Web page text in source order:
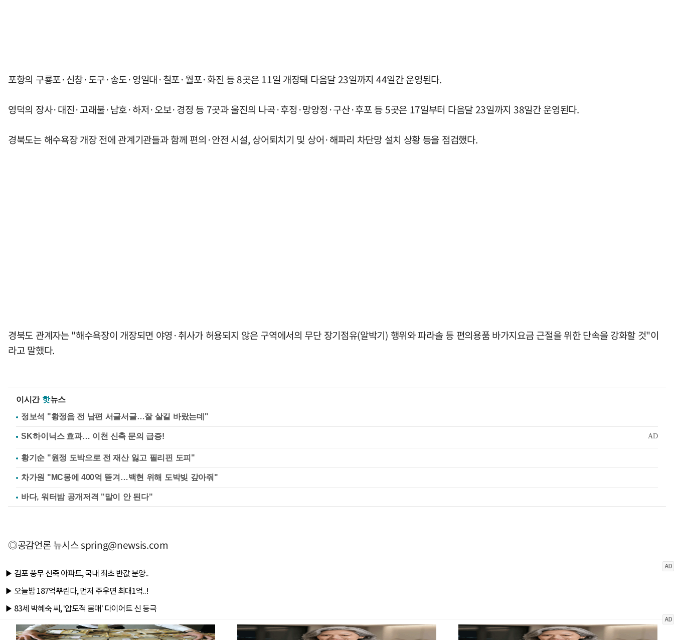
포항의 구룡포·신창·도구·송도·영일대·칠포·월포·화진 등 8곳은 11일 개장돼 다음달 23일까지 44일간 운영된다.
영덕의 장사·대진·고래불·남호·하저·오보·경정 등 7곳과 울진의 나곡·후정·망양정·구산·후포 등 5곳은 17일부터 다음달 23일까지 38일간 운영된다.
경북도는 해수욕장 개장 전에 관계기관들과 함께 편의·안전 시설, 상어퇴치기 및 상어·해파리 차단망 설치 상황 등을 점검했다.
경북도 관계자는 "해수욕장이 개장되면 야영·취사가 허용되지 않은 구역에서의 무단 장기점유(알박기) 행위와 파라솔 등 편의용품 바가지요금 근절을 위한 단속을 강화할 것"이
라고 말했다.
이시간 핫뉴스
정보석 "황정음 전 남편 서글서글…잘 살길 바랐는데"
황기순 "원정 도박으로 전 재산 잃고 필리핀 도피"
차가원 "MC몽에 400억 뜯겨…백현 위해 도박빚 갚아줘"
바다, 워터밤 공개저격 "말이 안 된다"
◎공감언론 뉴시스spring@newsis.com